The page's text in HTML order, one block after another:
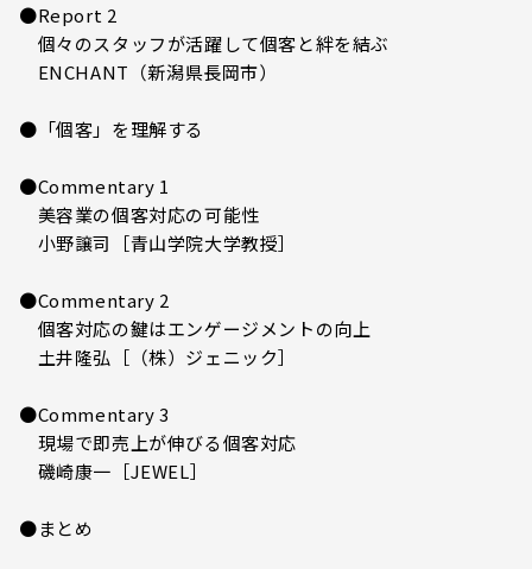
●Report 2
個々のスタッフが活躍して個客と絆を結ぶ
ENCHANT（新潟県長岡市）
●「個客」を理解する
●Commentary 1
美容業の個客対応の可能性
小野譲司［青山学院大学教授］
●Commentary 2
個客対応の鍵はエンゲージメントの向上
土井隆弘［（株）ジェニック］
●Commentary 3
現場で即売上が伸びる個客対応
磯崎康一［JEWEL］
●まとめ